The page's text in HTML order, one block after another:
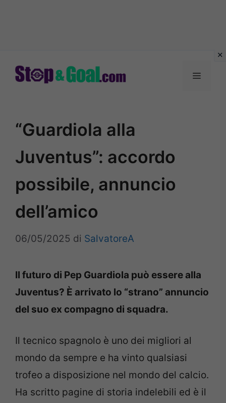
Menu
“Guardiola alla
Juventus”: accordo
possibile, annuncio
dell’amico
06/05/2025 di SalvatoreA
Il futuro di Pep Guardiola può essere alla
Juventus? È arrivato lo “strano” annuncio
del suo ex compagno di squadra.
Il tecnico spagnolo è uno dei migliori al
mondo da sempre e ha vinto qualsiasi
trofeo a disposizione nel mondo del calcio.
Ha scritto pagine di storia indelebili ed è il